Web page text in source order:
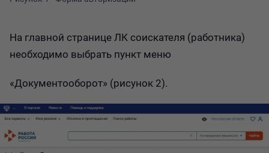
На главной странице ЛК соискателя (работника)
необходимо выбрать пункт меню
«Документооборот» (рисунок 2).